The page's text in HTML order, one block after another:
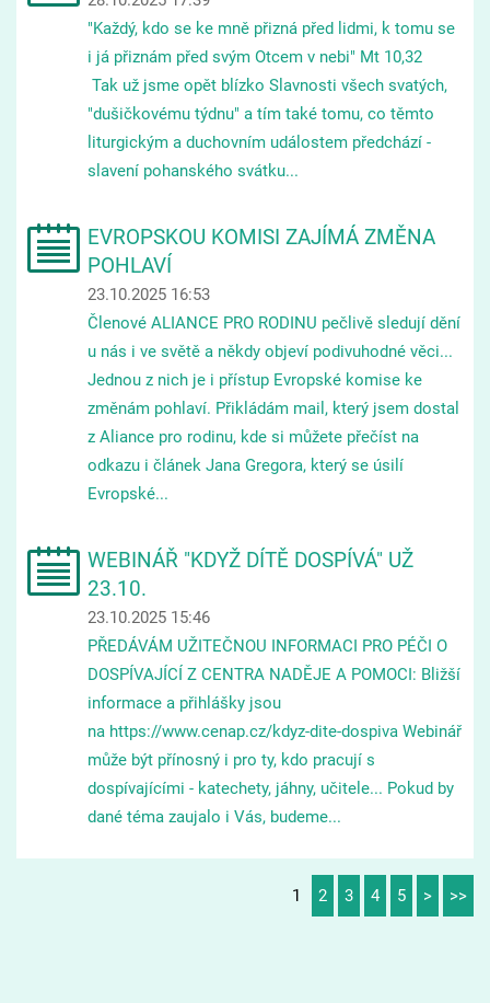
"Každý, kdo se ke mně přizná před lidmi, k tomu se
i já přiznám před svým Otcem v nebi" Mt 10,32
Tak už jsme opět blízko Slavnosti všech svatých,
"dušičkovému týdnu" a tím také tomu, co těmto
liturgickým a duchovním událostem předchází -
slavení pohanského svátku...
EVROPSKOU KOMISI ZAJÍMÁ ZMĚNA
POHLAVÍ
23.10.2025 16:53
Členové ALIANCE PRO RODINU pečlivě sledují dění
u nás i ve světě a někdy objeví podivuhodné věci...
Jednou z nich je i přístup Evropské komise ke
změnám pohlaví. Přikládám mail, který jsem dostal
z Aliance pro rodinu, kde si můžete přečíst na
odkazu i článek Jana Gregora, který se úsilí
Evropské...
WEBINÁŘ "KDYŽ DÍTĚ DOSPÍVÁ" UŽ
23.10.
23.10.2025 15:46
PŘEDÁVÁM UŽITEČNOU INFORMACI PRO PÉČI O
DOSPÍVAJÍCÍ Z CENTRA NADĚJE A POMOCI: Bližší
informace a přihlášky jsou
na https://www.cenap.cz/kdyz-dite-dospiva Webinář
může být přínosný i pro ty, kdo pracují s
dospívajícími - katechety, jáhny, učitele... Pokud by
dané téma zaujalo i Vás, budeme...
1 2 3 4 5 > >>